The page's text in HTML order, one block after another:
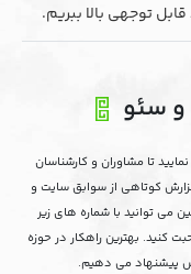
توجهی بالا ببریم.
سئو
تا مشاوران و کارشناسان
کوتاهی از سوابق سایت و
می توانید با شماره های زیر
کنید. بهترین راهکار در حوزه
پیشنهاد می دهیم.